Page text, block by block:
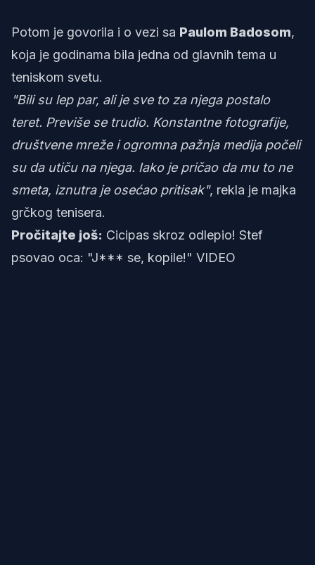
Potom je govorila i o vezi sa Paulom Badosom,
koja je godinama bila jedna od glavnih tema u
teniskom svetu.
"Bili su lep par, ali je sve to za njega postalo
teret. Previše se trudio. Konstantne fotografije,
društvene mreže i ogromna pažnja medija počeli
su da utiču na njega. Iako je pričao da mu to ne
smeta, iznutra je osećao pritisak", rekla je majka
grčkog tenisera.
Pročitajte još: Cicipas skroz odlepio! Stef
psovao oca: "J*** se, kopile!" VIDEO